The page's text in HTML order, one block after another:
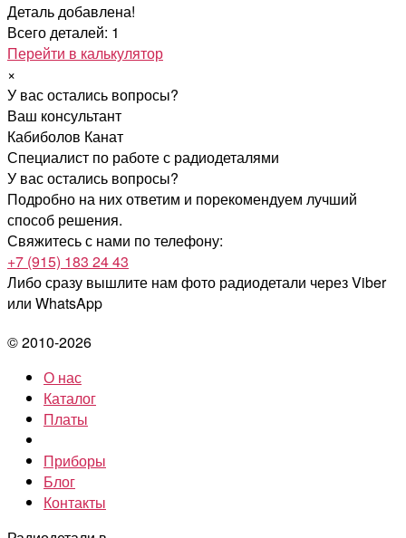
Деталь добавлена!
Всего деталей: 1
Перейти в калькулятор
×
У вас остались вопросы?
Ваш консультант
Кабиболов Канат
Специалист по работе с радиодеталями
У вас остались вопросы?
Подробно на них ответим и порекомендуем лучший
способ решения.
Свяжитесь с нами по телефону:
+7 (915) 183 24 43
Либо сразу вышлите нам фото радиодетали через Viber
или WhatsApp
© 2010-2026
О нас
Каталог
Платы
Приборы
Блог
Контакты